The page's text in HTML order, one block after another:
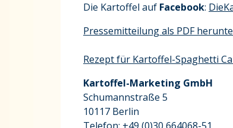
Die Kartoffel auf Facebook:
Pressemitteilung als PDF
Rezept für Kartoffel-Spaghetti
Kartoffel-Marketing GmbH
Schumannstraße 5
10117 Berlin